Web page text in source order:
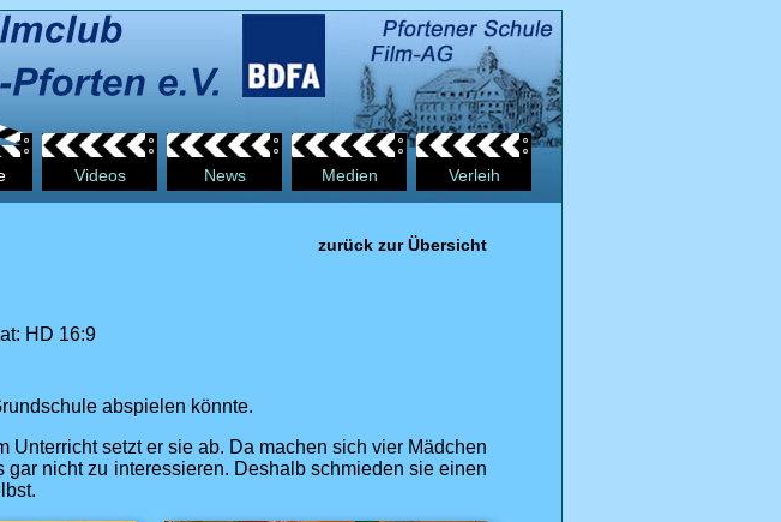
Videos News Medien Verleih
zurück zur Übersicht
HD 16:9
abspielen könnte.
setzt er sie ab. Da machen sich vier Mädchen
nicht zu interessieren. Deshalb schmieden sie einen